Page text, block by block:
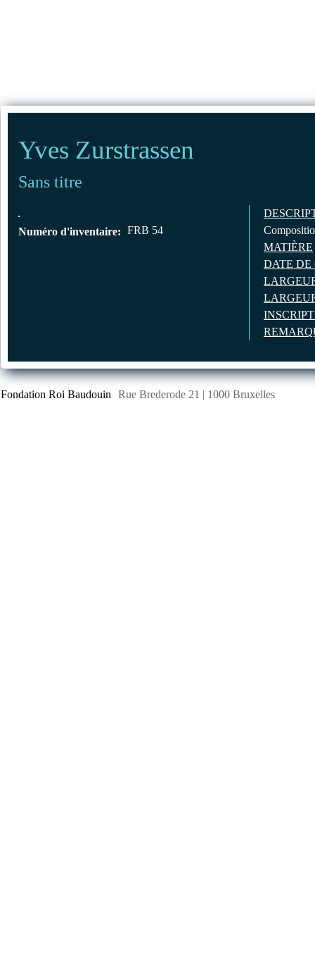
Yves Zurstrassen
Sans titre
Numéro d'inventaire: FRB 54
MATIÈRE
DATE DE
Fondation Roi Baudouin Rue Brederode 21 | 1000 Bruxelles